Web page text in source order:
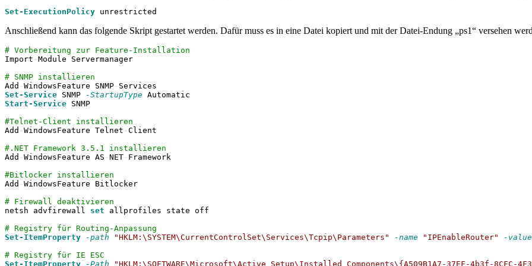
Set-ExecutionPolicy unrestricted
Anschließend kann das folgende Skript gestartet werden. Dafür muss es in eine Datei kopiert und mit der Datei-Endung „ps1“ versehen
# Vorbereitung zur Feature-Installation
Import -Module Servermanager
# SNMP installieren
Add -WindowsFeature SNMP-
Set-Service SNMP -StartupType
Start-Service SNMP
#Telnet-Client installieren
Add -WindowsFeature Telnet -Client
#.NET Framework 3.5.1 installieren
Add -WindowsFeature AS -NET- Framework
#Bitlocker installieren
Add -WindowsFeature Bitlocker
# Firewall deaktivieren
netsh advfirewall set allprofiles state off
# Registry für Routing-Anpassung
Set-ItemProperty
-path "HKLM:\SYSTEM\CurrentControlSet\Services\Tcpip\Parameters" -name "IPEnableRouter" -value
# Registry für IE ESC
Set-ItemProperty
-Path "HKLM:\SOFTWARE\Microsoft\Active Setup\Installed Components\{A509B1A7-37EF-4b3f-8CFC-